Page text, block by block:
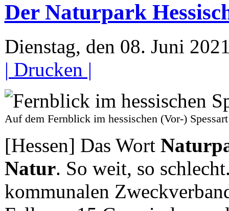
Der Naturpark
Dienstag, den 08. Juni
| Drucken |
Auf dem Fernblick im hessischen (Vor-)
[Hessen] Das Wort
Natur. So weit, so
kommunalen